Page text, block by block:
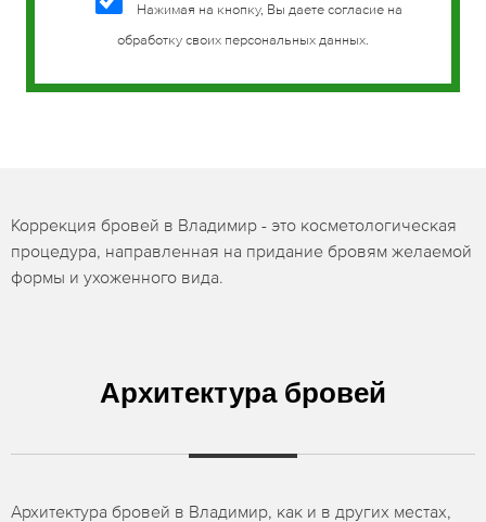
Нажимая на кнопку, Вы даете согласие на
обработку своих персональных данных.
Коррекция бровей в Владимир - это косметологическая
процедура, направленная на придание бровям желаемой
формы и ухоженного вида.
Архитектура бровей
Архитектура бровей в Владимир, как и в других местах,